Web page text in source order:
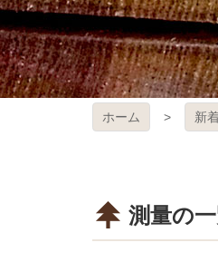
ホーム 新
測量の